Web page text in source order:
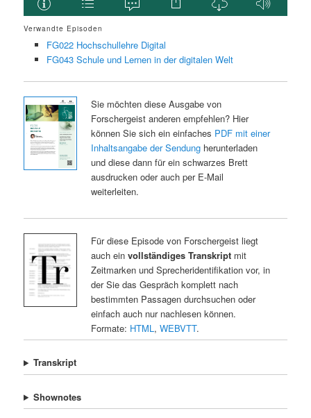
Verwandte Episoden
FG022 Hochschullehre Digital
FG043 Schule und Lernen in der digitalen Welt
Sie möchten diese Ausgabe von
Forschergeist anderen empfehlen? Hier
können Sie sich ein einfaches PDF mit einer
Inhaltsangabe der Sendungherunterladen
und diese dann für ein schwarzes Brett
ausdrucken oder auch per E-Mail
weiterleiten.
Für diese Episode von Forschergeist liegt
auch ein vollständiges Transkriptmit
Zeitmarken und Sprecheridentifikation vor, in
der Sie das Gespräch komplett nach
bestimmten Passagen durchsuchen oder
einfach auch nur nachlesen können.
Formate: HTML , WEBVTT.
Transkript
Shownotes